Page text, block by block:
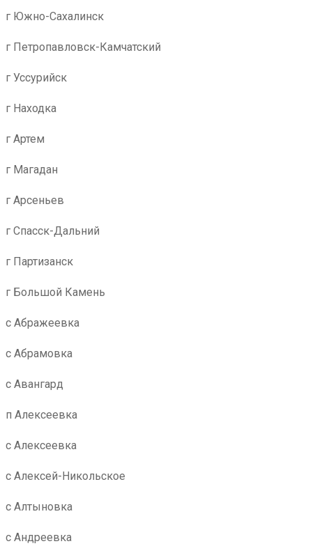
г Южно-Сахалинск
г Петропавловск-Камчатский
г Уссурийск
г Находка
г Артем
г Магадан
г Арсеньев
г Спасск-Дальний
г Партизанск
г Большой Камень
с Абражеевка
с Абрамовка
с Авангард
п Алексеевка
с Алексеевка
с Алексей-Никольское
с Алтыновка
с Андреевка